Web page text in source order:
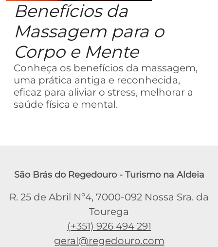
Benefícios da
Massagem para o
Corpo e Mente
Conheça os benefícios da massagem,
uma prática antiga e reconhecida,
eficaz para aliviar o stress, melhorar a
saúde física e mental.
São Brás do Regedouro - Turismo na Aldeia
R. 25 de Abril Nº4, 7000-092 Nossa Sra. da
Tourega
(+351) 926 494 291
geral@regedouro.com